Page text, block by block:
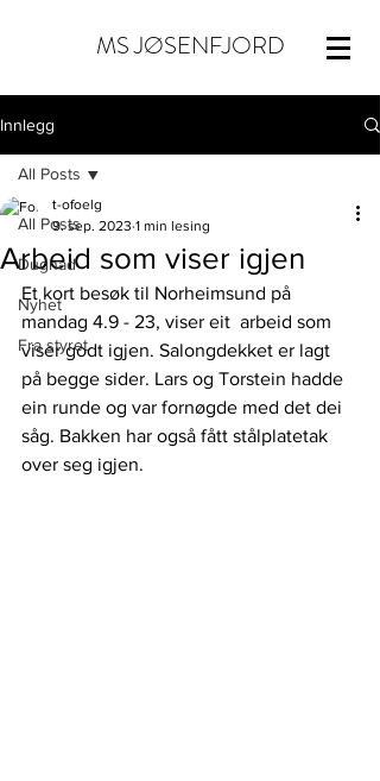
MS JØSENFJORD
Innlegg
All Posts
Dugnad
Nyhet
Fra styret
All Posts
Arbeid som viser igjen
t-ofoelg
9. sep. 2023 1 min lesing
Et kort besøk til Norheimsund på
mandag 4.9 - 23, viser eit  arbeid som
viser godt igjen. Salongdekket er lagt
på begge sider. Lars og Torstein hadde
ein runde og var fornøgde med det dei
såg. Bakken har også fått stålplatetak
over seg igjen.